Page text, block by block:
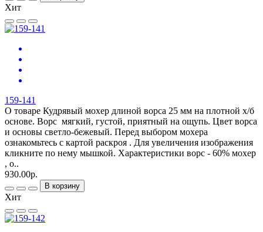
Хит
159-141
О товаре Кудрявый мохер длиной ворса 25 мм на плотной х/б
основе. Ворс мягкий, густой, приятный на ощупь. Цвет ворса
и основы светло-бежевый. Перед выбором мохера
ознакомьтесь с картой раскроя . Для увеличения изображения
кликните по нему мышкой. Характеристики ворс - 60% мохер
, о..
930.00р.
В корзину
Хит